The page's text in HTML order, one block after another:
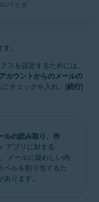
バイダ
。
スを設定するためには、
カウントからのメールの
チェックを入れ、[続行]
ルの読み取り、作
アプリに対する
メールに疑わしい内
ベルを割り当てるた
ります。